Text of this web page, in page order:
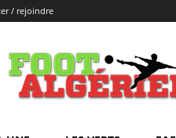
/ rejoindre
FOOTALGERIEN